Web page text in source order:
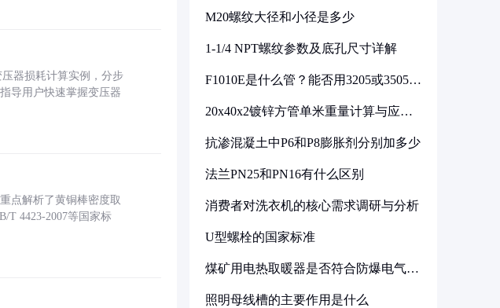
器损耗计算实例，分步
导用户快速掌握变压器
点解析了黄铜棒密度取
T 4423-2007等国家标
M20螺纹大径和小径是多少
1-1/4 NPT螺纹参数及底孔尺寸详解
F1010E是什么管？能否用3205或3505代
20x40x2镀锌方管单米重量计算与应用
抗渗混凝土中P6和P8膨胀剂分别加多少
法兰PN25和PN16有什么区别
消费者对洗衣机的核心需求调研与分析
U型螺栓的国家标准
煤矿用电热取暖器是否符合防爆电气设
照明母线槽的主要作用是什么